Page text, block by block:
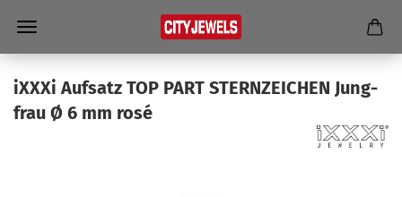
iXXXi Auf­satz TOP PART STERN­ZEI­CHEN Jung­
frau Ø 6 mm rosé